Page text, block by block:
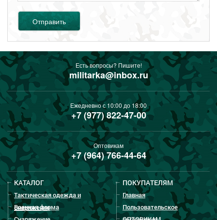
Отправить
Есть вопросы? Пишите!
militarka@inbox.ru
Ежедневно с 10:00 до 18:00
+7 (977) 822-47-00
Оптовикам
+7 (964) 766-44-64
КАТАЛОГ
Тактическая одежда и
снаряжение
Военная форма
ПОКУПАТЕЛЯМ
Главная
Пользовательское